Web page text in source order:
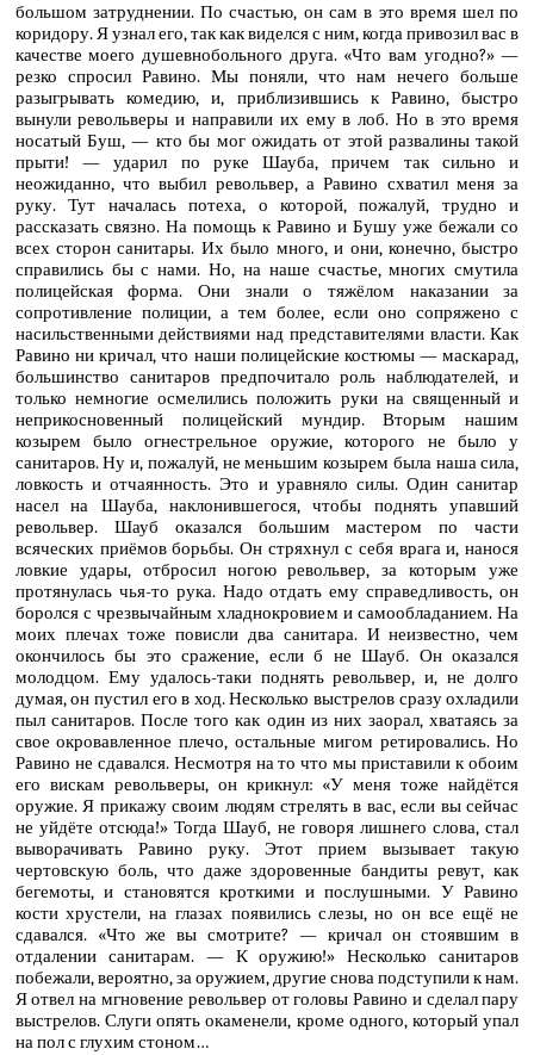
большом затруднении. По счастью, он сам в это время шел по
коридору. Я узнал его, так как виделся с ним, когда привозил вас в
качестве моего душевнобольного друга. «Что вам угодно?» —
резко спросил Равино. Мы поняли, что нам нечего больше
разыгрывать комедию, и, приблизившись к Равино, быстро
вынули револьверы и направили их ему в лоб. Но в это время
носатый Буш, — кто бы мог ожидать от этой развалины такой
прыти! — ударил по руке Шауба, причем так сильно и
неожиданно, что выбил револьвер, а Равино схватил меня за
руку. Тут началась потеха, о которой, пожалуй, трудно и
рассказать связно. На помощь к Равино и Бушу уже бежали со
всех сторон санитары. Их было много, и они, конечно, быстро
справились бы с нами. Но, на наше счастье, многих смутила
полицейская форма. Они знали о тяжёлом наказании за
сопротивление полиции, а тем более, если оно сопряжено с
насильственными действиями над представителями власти. Как
Равино ни кричал, что наши полицейские костюмы — маскарад,
большинство санитаров предпочитало роль наблюдателей, и
только немногие осмелились положить руки на священный и
неприкосновенный полицейский мундир. Вторым нашим
козырем было огнестрельное оружие, которого не было у
санитаров. Ну и, пожалуй, не меньшим козырем была наша сила,
ловкость и отчаянность. Это и уравняло силы. Один санитар
насел на Шауба, наклонившегося, чтобы поднять упавший
револьвер. Шауб оказался большим мастером по части
всяческих приёмов борьбы. Он стряхнул с себя врага и, нанося
ловкие удары, отбросил ногою револьвер, за которым уже
протянулась чья-то рука. Надо отдать ему справедливость, он
боролся с чрезвычайным хладнокровием и самообладанием. На
моих плечах тоже повисли два санитара. И неизвестно, чем
окончилось бы это сражение, если б не Шауб. Он оказался
молодцом. Ему удалось-таки поднять револьвер, и, не долго
думая, он пустил его в ход. Несколько выстрелов сразу охладили
пыл санитаров. После того как один из них заорал, хватаясь за
свое окровавленное плечо, остальные мигом ретировались. Но
Равино не сдавался. Несмотря на то что мы приставили к обоим
его вискам револьверы, он крикнул: «У меня тоже найдётся
оружие. Я прикажу своим людям стрелять в вас, если вы сейчас
не уйдёте отсюда!» Тогда Шауб, не говоря лишнего слова, стал
выворачивать Равино руку. Этот прием вызывает такую
чертовскую боль, что даже здоровенные бандиты ревут, как
бегемоты, и становятся кроткими и послушными. У Равино
кости хрустели, на глазах появились слезы, но он все ещё не
сдавался. «Что же вы смотрите? — кричал он стоявшим в
отдалении санитарам. — К оружию!» Несколько санитаров
побежали, вероятно, за оружием, другие снова подступили к нам.
Я отвел на мгновение револьвер от головы Равино и сделал пару
выстрелов. Слуги опять окаменели, кроме одного, который упал
на пол с глухим стоном…